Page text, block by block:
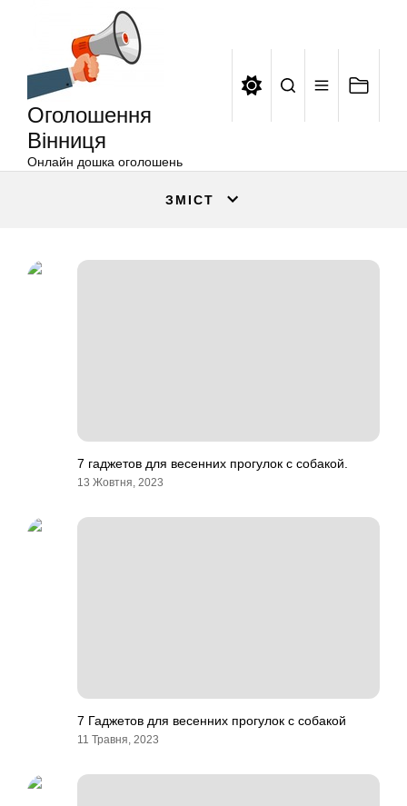
Оголошення
Вінниця
Онлайн дошка оголошень
ЗМІСТ
7 гаджетов для весенних прогулок с собакой.
13 Жовтня, 2023
7 Гаджетов для весенних прогулок с собакой
11 Травня, 2023